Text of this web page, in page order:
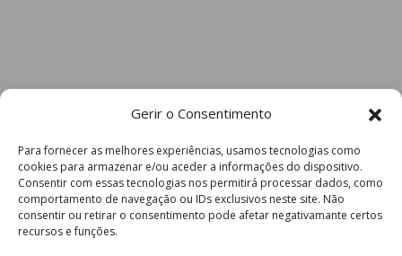
Gerir o Consentimento
Para fornecer as melhores experiências, usamos tecnologias como
cookies para armazenar e/ou aceder a informações do dispositivo.
Consentir com essas tecnologias nos permitirá processar dados, como
comportamento de navegação ou IDs exclusivos neste site. Não
consentir ou retirar o consentimento pode afetar negativamante certos
recursos e funções.